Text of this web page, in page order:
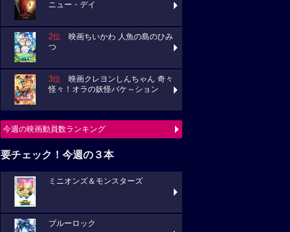
ニュー・デイ
2位 映画ちいかわ 人魚の島のひみ
つ
3位 映画クレヨンしんちゃん 奇々
怪々！オラの妖怪バケ～ション
今週の映画動員数ランキング
要チェック！今週の３本
ミニオンズ＆モンスターズ
ブルーロック